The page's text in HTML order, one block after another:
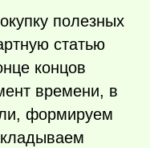
полезных
статью
концов
времени, в
формируем